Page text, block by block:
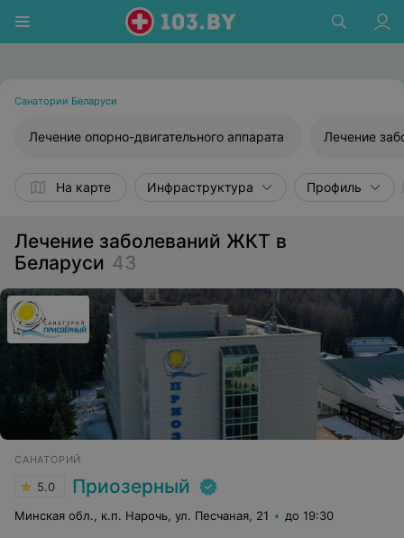
Санатории Беларуси
Лечение опорно-двигательного аппарата Лечение
На карте Инфраструктура Профиль
Лечение заболеваний ЖКТ в
Беларуси 43
САНАТОРИЙ
5.0 Приозерный
Минская обл., к.п. Нарочь, ул. Песчаная, 21 до 19:30